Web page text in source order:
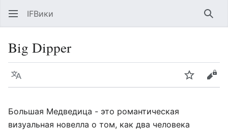
IFВики
Big Dipper
Язык Следить
Большая Медведица - это романтическая
визуальная новелла о том, как два человека